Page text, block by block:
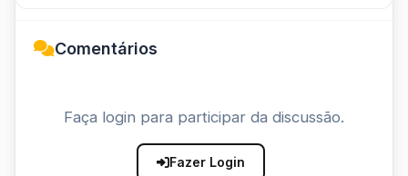
Comentários
Faça login para participar da discussão.
Fazer Login